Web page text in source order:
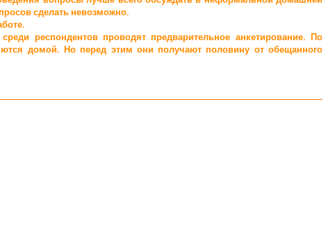
сделать невозможно.
респондентов проводят предварительное анкетирование. По
домой. Но перед этим они получают половину от обещанного